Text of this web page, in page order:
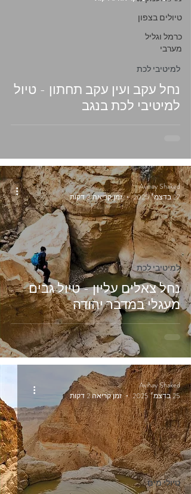
טיולים בצפון
כרמל וגליל
מערבי
נחל עקב ועין עקב תחתון - טיול
למיטיבי לכת בנגב
למיטיבי לכת
נחל צאלים עליון - טיול גבים
מעגלי במדבר יהודה
למיטיבי לכת
Avihay Shaked
27 בדצמ׳ 2025
זמן קריאה 3 דקות
טיולי מים
Avihay Shaked
25 בדצמ׳ 2025
זמן קריאה 2 דקות